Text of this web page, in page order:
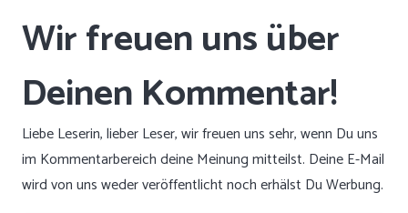
Liebe Leserin, lieber Leser, wir freuen uns sehr, wenn Du uns
im Kommentarbereich deine Meinung mitteilst. Deine E-Mail
wird von uns weder veröffentlicht noch erhälst Du Werbung.